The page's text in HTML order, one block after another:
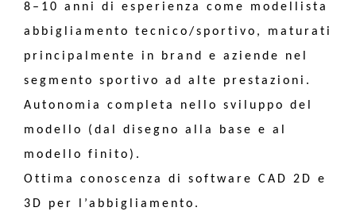
8–10 anni di esperienza come modellista
abbigliamento tecnico/sportivo, maturati
principalmente in brand e aziende nel
segmento sportivo ad alte prestazioni.
Autonomia completa nello sviluppo del
modello (dal disegno alla base e al
modello finito).
Ottima conoscenza di software CAD 2D e
3D per l’abbigliamento.